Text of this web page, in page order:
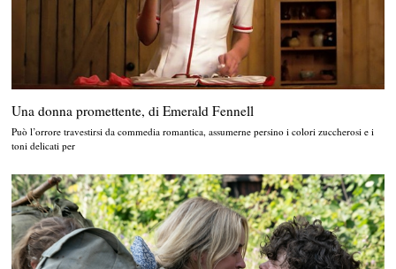
Una donna promettente, di Emerald Fennell
Può l’orrore travestirsi da commedia romantica, assumerne persino i colori zuccherosi e i
toni delicati per